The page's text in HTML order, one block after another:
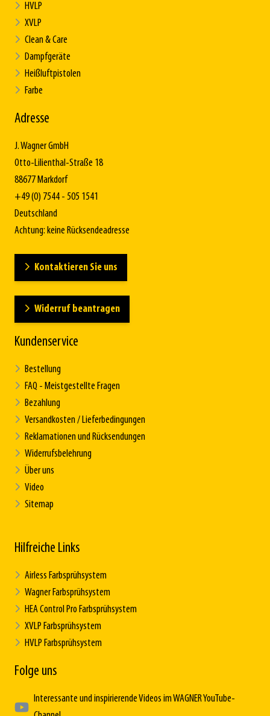
HVLP
XVLP
Clean & Care
Dampfgeräte
Heißluftpistolen
Farbe
Adresse
J. Wagner GmbH
Otto-Lilienthal-Straße 18
88677 Markdorf
+49 (0) 7544 - 505 1541
Deutschland
Achtung: keine Rücksendeadresse
Kontaktieren Sie uns
Widerruf beantragen
Kundenservice
Bestellung
FAQ - Meistgestellte Fragen
Bezahlung
Versandkosten / Lieferbedingungen
Reklamationen und Rücksendungen
Widerrufsbelehrung
Über uns
Video
Sitemap
Hilfreiche Links
Airless Farbsprühsystem
Wagner Farbsprühsystem
HEA Control Pro Farbsprühsystem
XVLP Farbsprühsystem
HVLP Farbsprühsystem
Folge uns
Interessante und inspirierende Videos im WAGNER YouTube-